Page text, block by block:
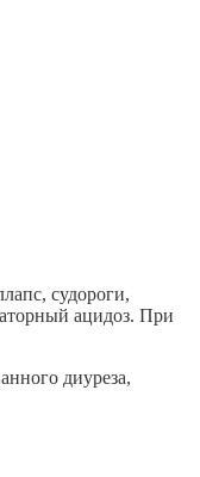
судороги,
ацидоз. При
диуреза,